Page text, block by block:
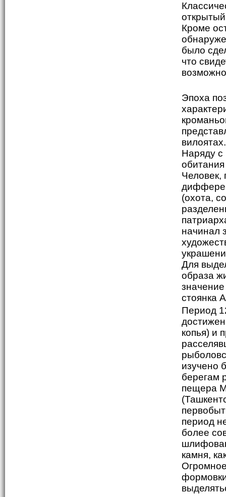
Кроме
было
что
Эпоха
Наряду с
Человек,
(охота,
начинал
Для
образа
стоянка
Период
копья) и
изучено
берегам
пещера
период
более
камня,